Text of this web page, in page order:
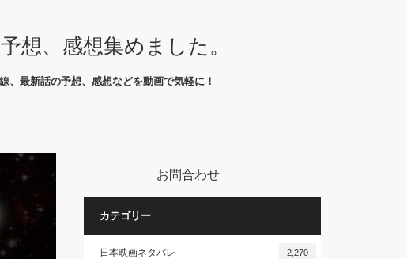
想、感想集めました。
、最新話の予想、感想などを動画で気軽に！
お問合わせ
カテゴリー
日本映画ネタバレ 2,270